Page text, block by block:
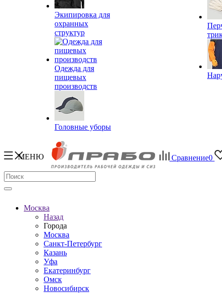
Экипировка для
охранных
структур
Одежда для
пищевых
производств
Головные уборы
МЕНЮ Сравнение0
Москва
Назад
Города
Москва
Санкт-Петербург
Казань
Уфа
Екатеринбург
Омск
Новосибирск